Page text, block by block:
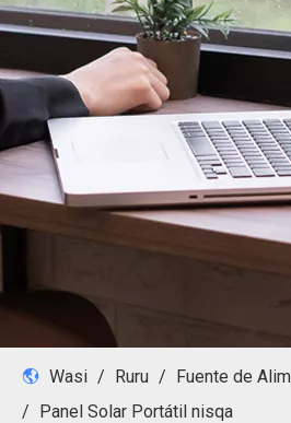
Wasi / Ruru / Fuente de
/ Panel Solar Portátil nisqa